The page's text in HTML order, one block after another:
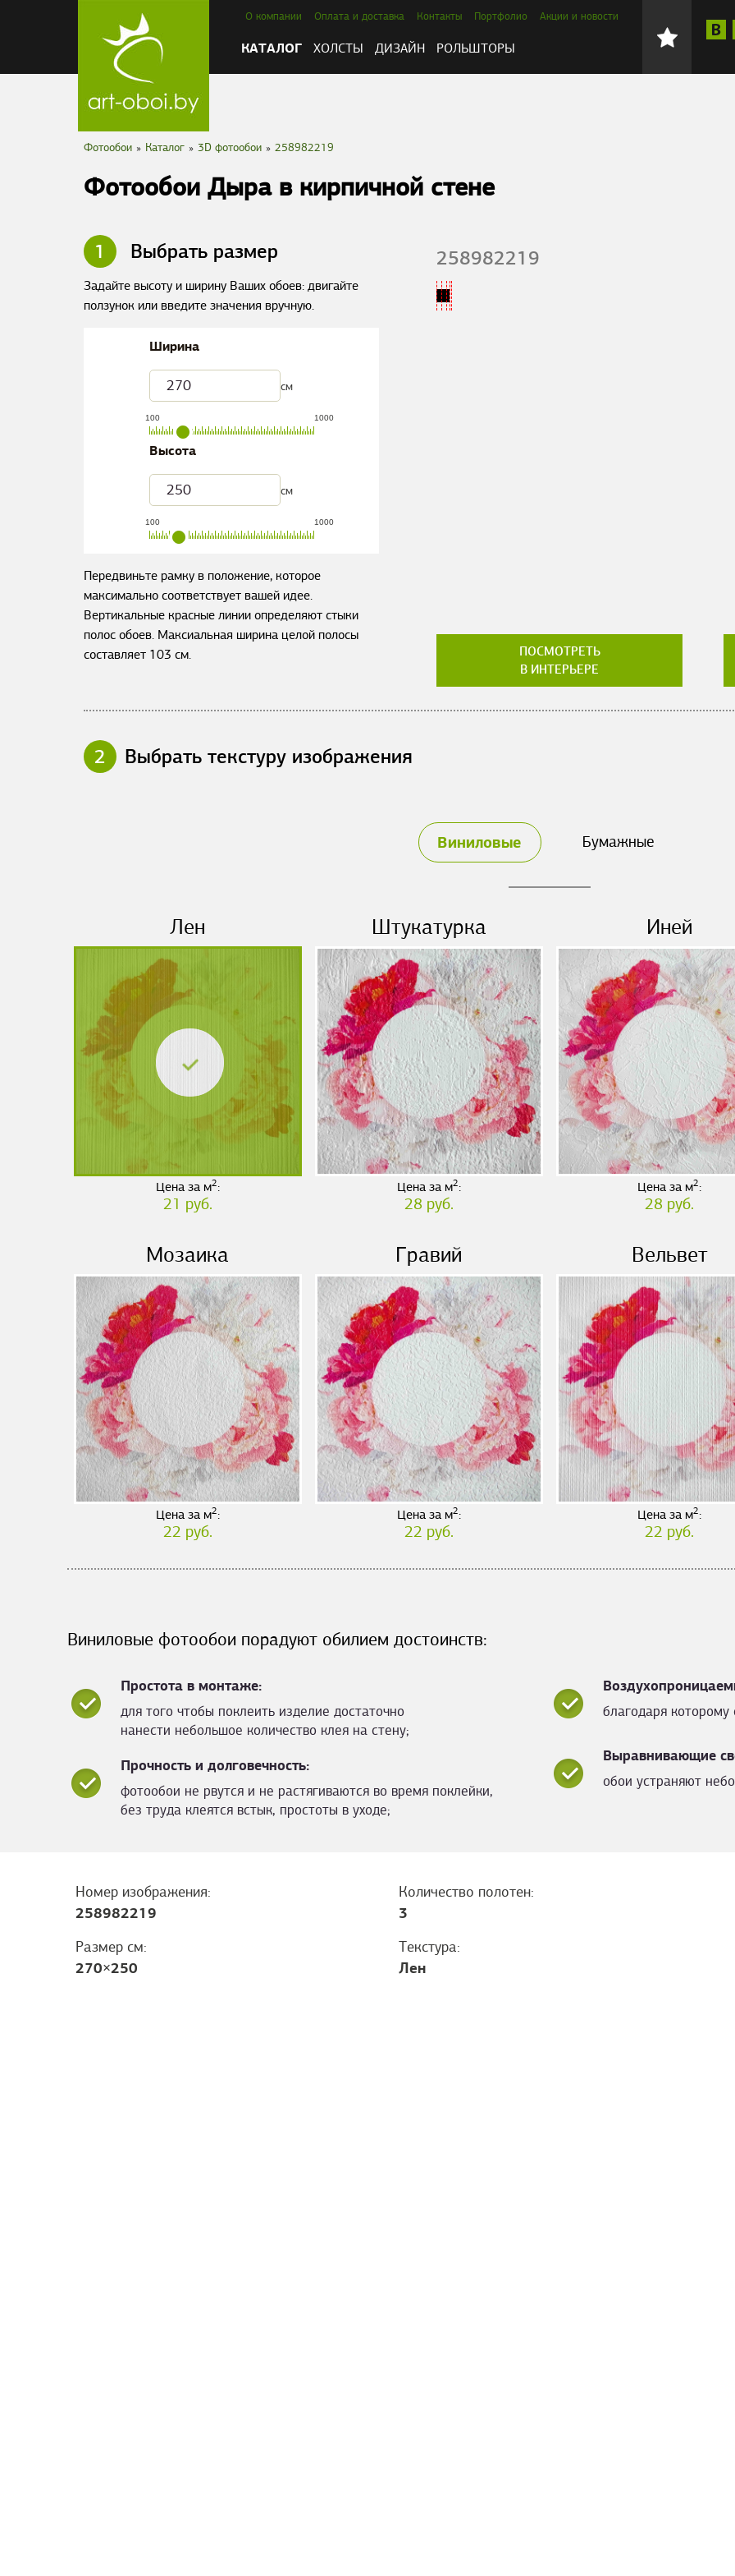
О компании Оплата и доставка Контакты Портфолио Акции и новости
КАТАЛОГ ХОЛСТЫ ДИЗАЙН РОЛЬШТОРЫ
Фотообои » Каталог » 3D фотообои » 258982219
Фотообои Дыра в кирпичной стене
1 Выбрать размер
Задайте высоту и ширину Ваших обоев: двигайте
ползунок или введите значения вручную.
Ширина
см
100 1000
Высота
см
100 1000
Передвиньте рамку в положение, которое
максимально соответствует вашей идее.
Вертикальные красные линии определяют стыки
полос обоев. Максиальная ширина целой полосы
составляет 103 см.
258982219
ПОСМОТРЕТЬ
В ИНТЕРЬЕРЕ
2 Выбрать текстуру изображения
Виниловые Бумажные
Лен
Цена за м2:
21 руб.
Штукатурка
Цена за м2:
28 руб.
Иней
Цена за м2:
28 руб.
Мозаика
Цена за м2:
22 руб.
Гравий
Цена за м2:
22 руб.
Вельвет
Цена за м2:
22 руб.
Виниловые фотообои порадуют обилием достоинств:
Простота в монтаже:
для того чтобы поклеить изделие достаточно
нанести небольшое количество клея на стену;
благодаря
Выравнивающие
обои устраняют
Прочность и долговечность:
фотообои не рвутся и не растягиваются во время поклейки,
без труда клеятся встык, простоты в уходе;
Номер изображения:
258982219
Количество полотен:
3
Размер см:
270×250
Текстура:
Лен